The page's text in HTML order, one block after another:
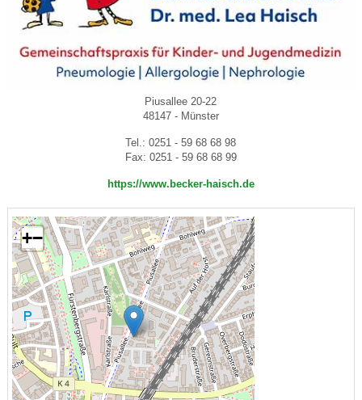
Piusallee 20-22
48147 - Münster
Tel.: 0251 - 59 68 68 98
Fax: 0251 - 59 68 68 99
https://www.becker-haisch.de
+−